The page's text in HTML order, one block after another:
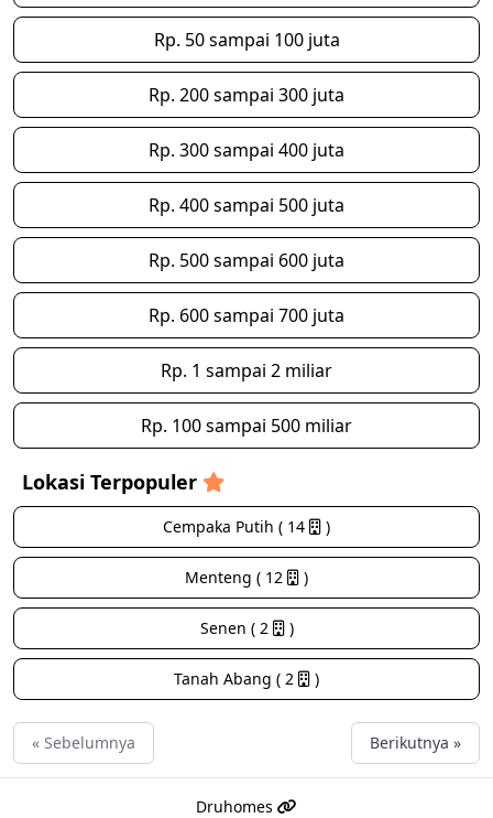
Rp. 50 sampai 100 juta
Rp. 200 sampai 300 juta
Rp. 300 sampai 400 juta
Rp. 400 sampai 500 juta
Rp. 500 sampai 600 juta
Rp. 600 sampai 700 juta
Rp. 1 sampai 2 miliar
Rp. 100 sampai 500 miliar
Lokasi Terpopuler
Cempaka Putih ( 14 )
Menteng ( 12 )
Senen ( 2 )
Tanah Abang ( 2 )
« Sebelumnya Berikutnya »
Druhomes